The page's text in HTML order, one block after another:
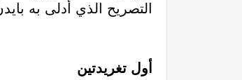
التصريح الذي أدلى به
أول تغريدتين